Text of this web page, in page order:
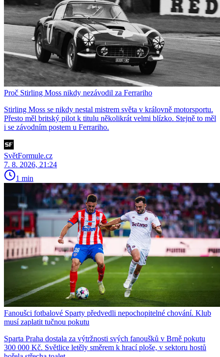
Proč Stirling Moss nikdy nezávodil za Ferrariho
Stirling Moss se nikdy nestal mistrem světa v královně motorsportu.
Přesto měl britský pilot k titulu několikrát velmi blízko. Stejně to měl
i se závodním postem u Ferrariho.
SvětFormule.cz
7. 8. 2026, 21:24
1 min
Fanoušci fotbalové Sparty předvedli nepochopitelné chování. Klub
musí zaplatit tučnou pokutu
Sparta Praha dostala za výtržnosti svých fanoušků v Brně pokutu
300 000 Kč. Světlice letěly směrem k hrací ploše, v sektoru hostů